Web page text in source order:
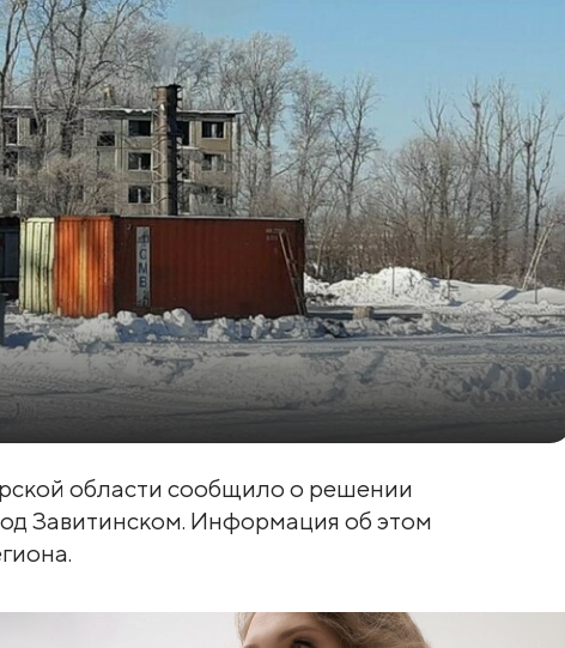
области сообщило о решении
Завитинском. Информация об этом